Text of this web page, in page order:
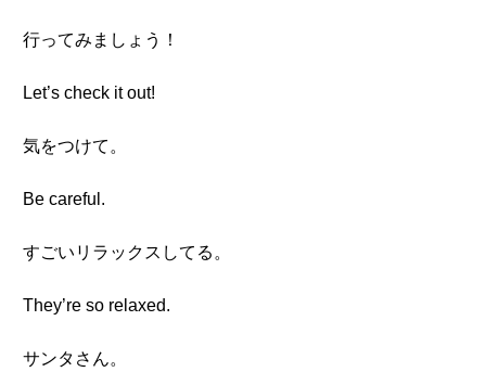
行ってみましょう！
Let’s check it out!
気をつけて。
Be careful.
すごいリラックスしてる。
They’re so relaxed.
サンタさん。